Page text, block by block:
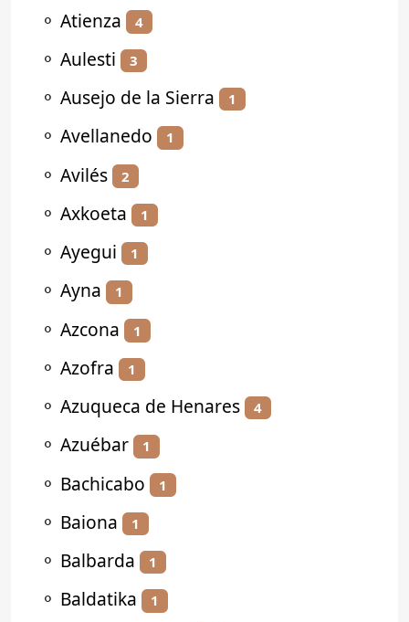
⚬ Atienza 4
⚬ Aulesti 3
⚬ Ausejo de la Sierra 1
⚬ Avellanedo 1
⚬ Avilés 2
⚬ Axkoeta 1
⚬ Ayegui 1
⚬ Ayna 1
⚬ Azcona 1
⚬ Azofra 1
⚬ Azuqueca de Henares 4
⚬ Azuébar 1
⚬ Bachicabo 1
⚬ Baiona 1
⚬ Balbarda 1
⚬ Baldatika 1